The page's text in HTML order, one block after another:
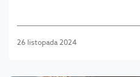
26 listopada 2024